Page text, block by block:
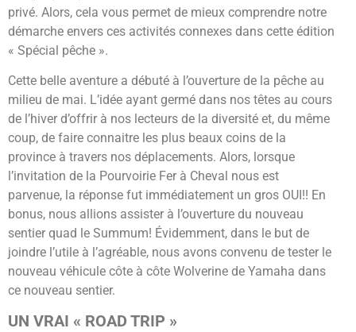
privé. Alors, cela vous permet de mieux comprendre notre
démarche envers ces activités connexes dans cette édition
« Spécial pêche ».
Cette belle aventure a débuté à l’ouverture de la pêche au
milieu de mai. L’idée ayant germé dans nos têtes au cours
de l’hiver d’offrir à nos lecteurs de la diversité et, du même
coup, de faire connaitre les plus beaux coins de la
province à travers nos déplacements. Alors, lorsque
l’invitation de la Pourvoirie Fer à Cheval nous est
parvenue, la réponse fut immédiatement un gros OUI!! En
bonus, nous allions assister à l’ouverture du nouveau
sentier quad le Summum! Évidemment, dans le but de
joindre l’utile à l’agréable, nous avons convenu de tester le
nouveau véhicule côte à côte Wolverine de Yamaha dans
ce nouveau sentier.
UN VRAI « ROAD TRIP »